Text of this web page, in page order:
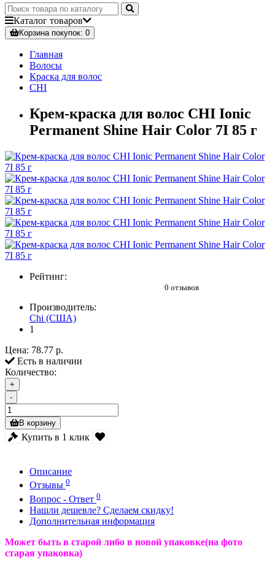
Каталог товаров
Корзина покупок: 0
Главная
Волосы
Краска для волос
CHI
Крем-краска для волос CHI Ionic
Permanent Shine Hair Color 7I 85 г
Рейтинг:
0 отзывов
Производитель:
Chi (США)
1
Цена: 78.77 р.
Есть в наличии
Количество:
+
-
В корзину
Купить в 1 клик
Описание
Отзывы 0
Вопрос - Ответ 0
Нашли дешевле? Сделаем скидку!
Дополнительная информация
Может быть в старой либо в новой упаковке(на фото
старая упаковка)